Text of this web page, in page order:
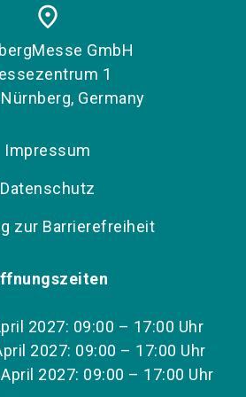
place
GmbH
1
Germany
Impressum
Datenschutz
zur Barrierefreiheit
2027: 09:00 – 17:00 Uhr
2027: 09:00 – 17:00 Uhr
2027: 09:00 – 17:00 Uhr